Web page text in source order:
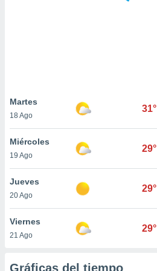
similares
como
sitio
de
traten tus
en
interés
su
Martes
18 Ago
31°
Miércoles
19 Ago
29°
Jueves
20 Ago
29°
Viernes
21 Ago
29°
Gráficas del tiempo